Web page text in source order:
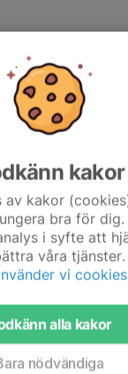
kakor
av kakor
bra för dig.
i syfte att
våra tjänster.
vi cookies
alla kakor
nödvändiga